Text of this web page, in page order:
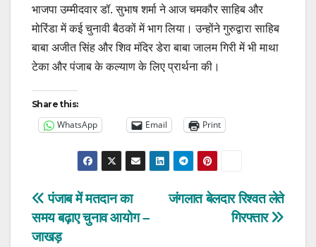
भाजपा उम्मीदवार डॉ. सुभाष शर्मा ने आज चमकौर साहिब और
मोरिंडा में कई चुनावी बैठकों में भाग लिया। उन्होंने गुरुद्वारा साहिब
बाबा अजीत सिंह और शिव मंदिर डेरा बाबा जालम गिरी में भी माथा
टेका और पंजाब के कल्याण के लिए प्रार्थना की।
Share this:
WhatsApp Email Print
Post
navigation
जंगलात बेलदार रिश्वत लेते
गिरफ्तार
पंजाब में मतदान का
समय बढ़ाए चुनाव आयोग –
जाखड़